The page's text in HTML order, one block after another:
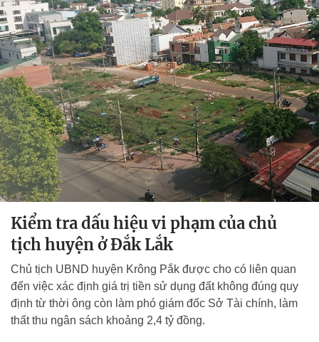
Kiểm tra dấu hiệu vi phạm của chủ
tịch huyện ở Đắk Lắk
Chủ tịch UBND huyện Krông Pắk được cho có liên quan
đến việc xác định giá trị tiền sử dụng đất không đúng quy
định từ thời ông còn làm phó giám đốc Sở Tài chính, làm
thất thu ngân sách khoảng 2,4 tỷ đồng.